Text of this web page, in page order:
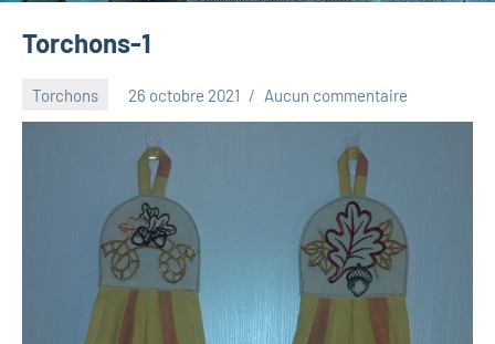
Torchons-1
Torchons 26 octobre 2021 Aucun commentaire